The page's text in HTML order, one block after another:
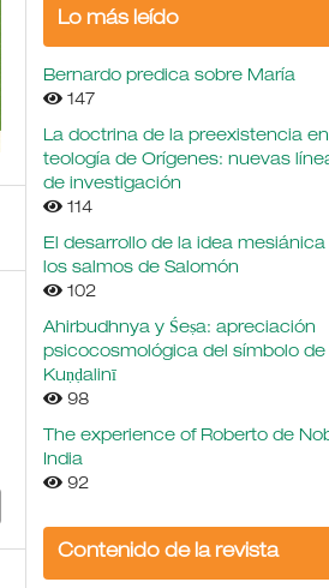
Lo más leído
Bernardo predica sobre María
147
La doctrina de la preexistencia
teología de Orígenes: nuevas
de investigación
114
El desarrollo de la idea mesiánica
los salmos de Salomón
102
Ahirbudhnya y Śeṣa: apreciación
psicocosmológica del símbolo de
Kuṇḍalinī
98
The experience of Roberto de
India
92
Contenido de la revista